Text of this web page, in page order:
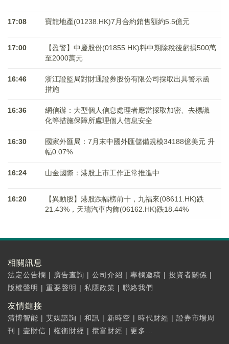
17:08 寶龍地產(01238.HK)7月合約銷售額約5.5億元
17:00
【盈警】中慶股份(01855.HK)料中期除稅後虧損500萬
至2000萬元
16:46
浙江證監局對財通證券股份有限公司採取出具警示函
措施
16:36
網信辦：大型個人信息處理者應當採取加密、去標識
化等措施保障所處理個人信息安全
16:30
國家外匯局：7月末中國外匯儲備規模34188億美元 升
幅0.07%
16:24 山金國際：港股上市工作正常推進中
16:20
【異動股】港股跌幅榜前十，九福來(08611.HK)跌
21.43%，天瑞汽車内飾(06162.HK)跌18.44%
相關訊息
法定公告欄 | 廣告查詢 | 公司介紹 | 專欄邀稿 | 投資者關係 |
版權聲明 | 重要聲明 | 私隱政策 | 聯絡我們
友情鏈接
清博智能 | 艾媒諮詢 | 和訊 | 新時空 | 時代財經 | 證券市場周
刊
| 壹財信 | 權衡財經 | 攬富財經 | 更多...